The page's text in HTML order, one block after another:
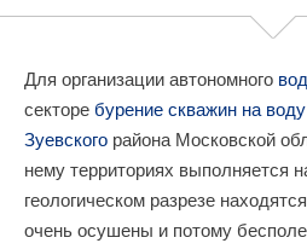
Для организации автономного
секторе бурение скважин на воду
Зуевского района Московской
нему территориях выполняется
геологическом разрезе
очень осушены и потому